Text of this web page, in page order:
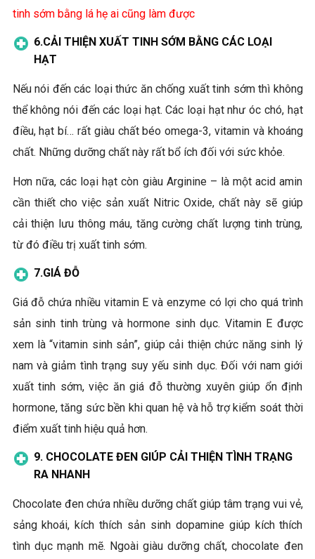
tinh sớm bằng lá hẹ ai cũng làm được
6.CẢI THIỆN XUẤT TINH SỚM BẰNG CÁC LOẠI
HẠT
Nếu nói đến các loại thức ăn chống xuất tinh sớm thì không
thể không nói đến các loại hạt. Các loại hạt như óc chó, hạt
điều, hạt bí… rất giàu chất béo omega-3, vitamin và khoáng
chất. Những dưỡng chất này rất bổ ích đối với sức khỏe.
Hơn nữa, các loại hạt còn giàu Arginine – là một acid amin
cần thiết cho việc sản xuất Nitric Oxide, chất này sẽ giúp
cải thiện lưu thông máu, tăng cường chất lượng tinh trùng,
từ đó điều trị xuất tinh sớm.
7.GIÁ ĐỖ
Giá đỗ chứa nhiều vitamin E và enzyme có lợi cho quá trình
sản sinh tinh trùng và hormone sinh dục. Vitamin E được
xem là “vitamin sinh sản”, giúp cải thiện chức năng sinh lý
nam và giảm tình trạng suy yếu sinh dục. Đối với nam giới
xuất tinh sớm, việc ăn giá đỗ thường xuyên giúp ổn định
hormone, tăng sức bền khi quan hệ và hỗ trợ kiểm soát thời
điểm xuất tinh hiệu quả hơn.
9. CHOCOLATE ĐENGIÚP CẢI THIỆN TÌNH TRẠNG
RA NHANH
Chocolate đen chứa nhiều dưỡng chất giúp tâm trạng vui vẻ,
sảng khoái, kích thích sản sinh dopamine giúp kích thích
tình dục mạnh mẽ. Ngoài giàu dưỡng chất, chocolate đen